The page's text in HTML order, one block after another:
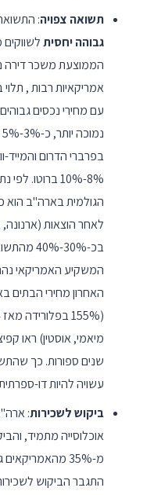
תשואה צפויה:
גבוהה יחסית
אמריקאיות רבות ,
עם מחירי נכסים
בפרברי הדרום
8%-10%
לאחר הוצאות (ארנונה,
בכ-30%-
המשקיע האמריקאי
מיאמי, אוסטין) ראו
שנים ספורות. כך
עשויה להיות דו-
ביקוש לשכירות:
אוכלוסייה מתמיד,
מ-35%
התגבר הביקוש